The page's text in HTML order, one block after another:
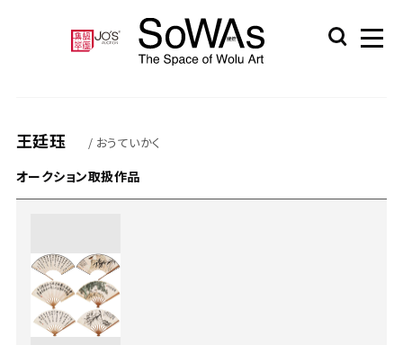
王廷珏 / おうていかく
オークション取扱作品